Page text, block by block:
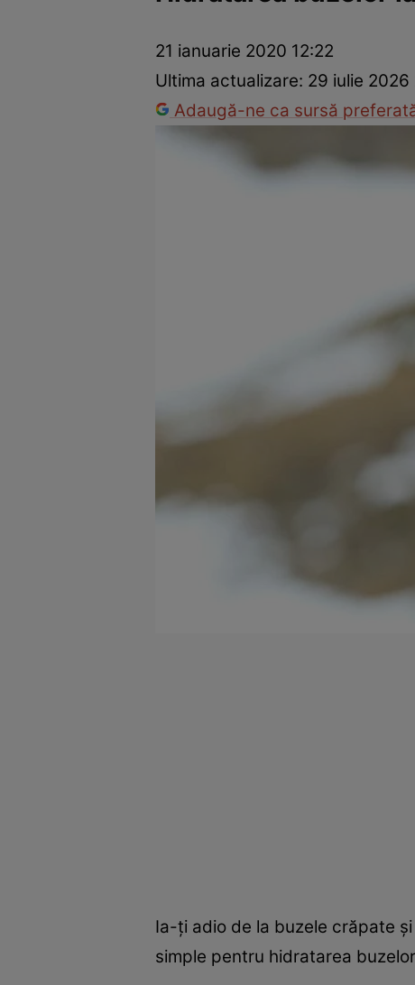
Vedete internaționaleVedete româneștiInterviurile Click!
21 ianuarie 2020 12:22
Ultima actualizare: 29 iulie 2026
Adaugă-ne ca sursă
Ia-ţi adio de la buzele crăpate
simple pentru hidratarea